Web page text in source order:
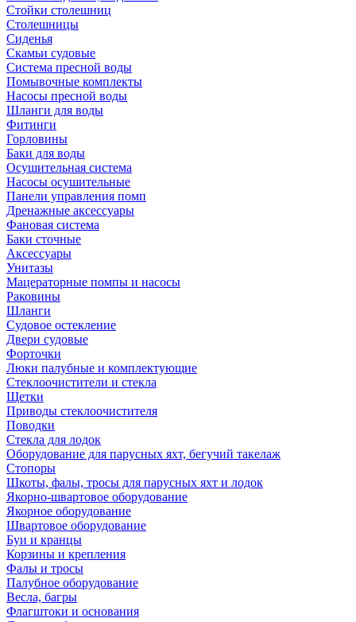
Стойки столешниц
Столешницы
Сиденья
Скамьи судовые
Система пресной воды
Помывочные комплекты
Насосы пресной воды
Шланги для воды
Фитинги
Горловины
Баки для воды
Осушительная система
Насосы осушительные
Панели управления помп
Дренажные аксессуары
Фановая система
Баки сточные
Аксессуары
Унитазы
Мацераторные помпы и насосы
Раковины
Шланги
Судовое остекление
Двери судовые
Форточки
Люки палубные и комплектующие
Стеклоочистители и стекла
Щетки
Приводы стеклоочистителя
Поводки
Стекла для лодок
Оборудование для парусных яхт, бегучий такелаж
Стопоры
Шкоты, фалы, тросы для парусных яхт и лодок
Якорно-швартовое оборудование
Якорное оборудование
Швартовое оборудование
Буи и кранцы
Корзины и крепления
Фалы и тросы
Палубное оборудование
Весла, багры
Флагштоки и основания